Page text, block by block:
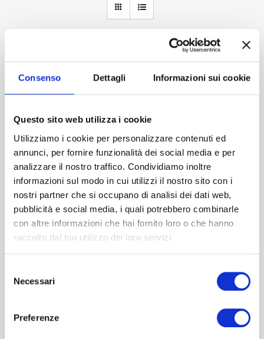
Consenso Dettagli Informazioni sui cookie
Questo sito web utilizza i cookie
Utilizziamo i cookie per personalizzare contenuti ed
annunci, per fornire funzionalità dei social media e per
analizzare il nostro traffico. Condividiamo inoltre
informazioni sul modo in cui utilizzi il nostro sito con i
nostri partner che si occupano di analisi dei dati web,
pubblicità e social media, i quali potrebbero combinarle
con altre informazioni che hai fornito loro o che hanno
raccolto dal tuo utilizzo dei loro servizi.
delNecessari
Preferenze
Diventa la migliore versione di te